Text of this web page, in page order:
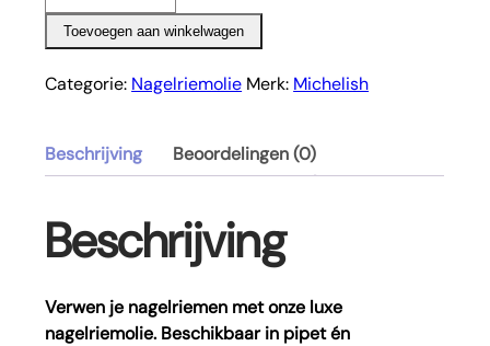
15ml
(citroen)
Toevoegen aan winkelwagen
Categorie: Nagelriemolie Merk: Michelish
Beschrijving Beoordelingen (0)
Beschrijving
Verwen je nagelriemen met onze luxe
nagelriemolie. Beschikbaar in pipet én